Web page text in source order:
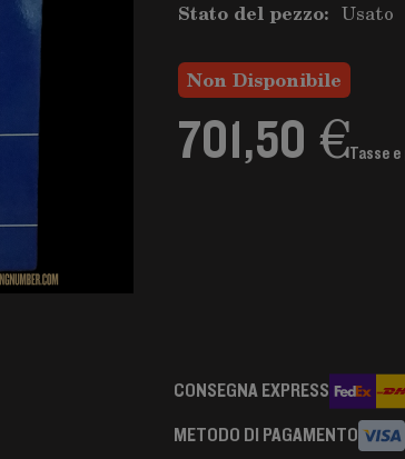
Stato del pezzo: Usato
Non Disponibile
701,50 €Tasse
CONSEGNA EXPRESS
METODO DI PAGAMENTO